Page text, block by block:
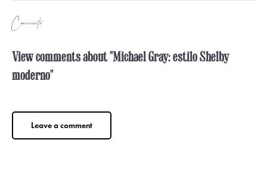
Comments
View comments about "Michael Gray: estilo Shelby
moderno"
Leave a comment